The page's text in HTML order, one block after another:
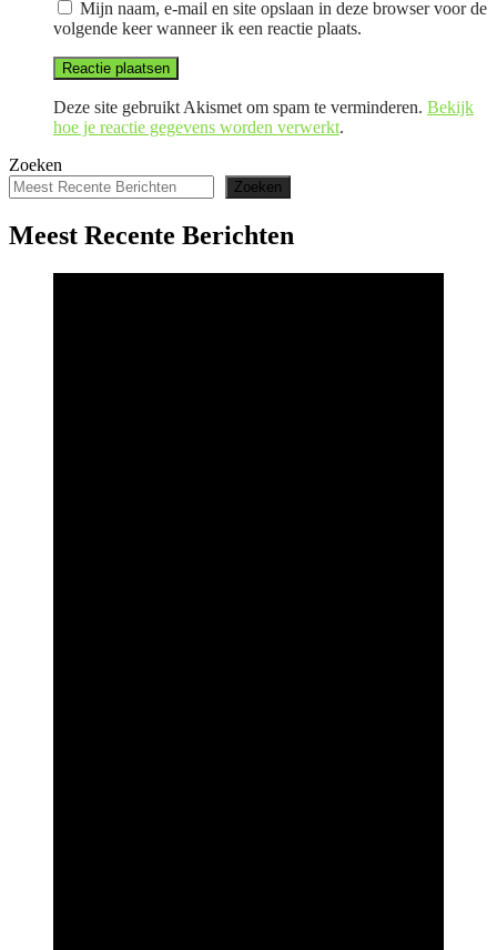
Mijn naam, e-mail en site opslaan in deze browser voor de
volgende keer wanneer ik een reactie plaats.
Deze site gebruikt Akismet om spam te verminderen. Bekijk
hoe je reactie gegevens worden verwerkt.
Zoeken
Zoeken
Meest Recente Berichten